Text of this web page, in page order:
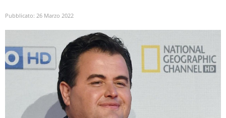
Pubblicato: 26 Marzo 2022